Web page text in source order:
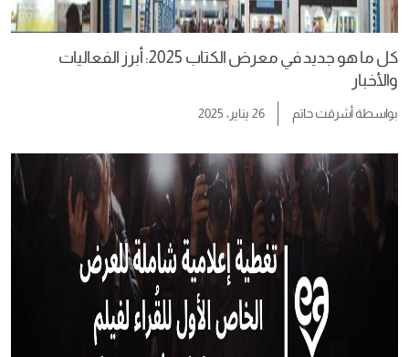
كل ما هو جديد في معرض الكتاب 2025: أبرز الفعاليات
والأخبار
بواسطةأشرقت حاتم 26 يناير، 2025